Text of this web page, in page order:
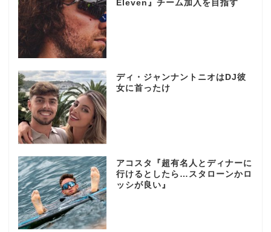
Eleven』チーム加入を目指す
ディ・ジャンナントニオはDJ彼
女に首ったけ
アコスタ『超有名人とディナーに
行けるとしたら…スタローンかロ
ッシが良い』